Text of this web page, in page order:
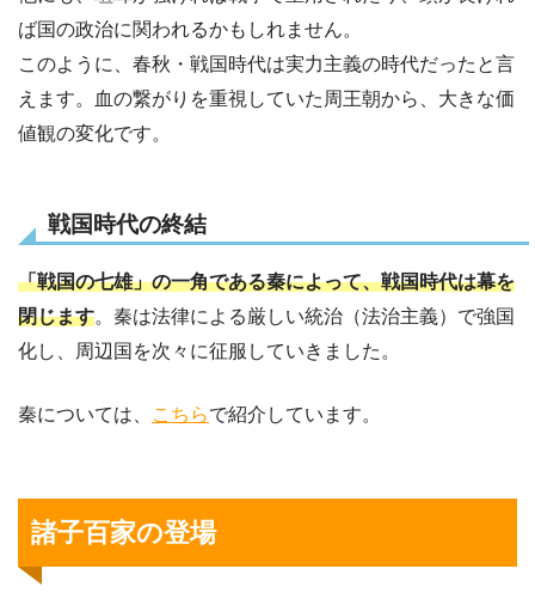
ば国の政治に関われるかもしれません。
このように、春秋・戦国時代は実力主義の時代だったと言
えます。血の繋がりを重視していた周王朝から、大きな価
値観の変化です。
戦国時代の終結
「戦国の七雄」の一角である秦によって、戦国時代は幕を
閉じます。秦は法律による厳しい統治（法治主義）で強国
化し、周辺国を次々に征服していきました。
秦については、 こちらで紹介しています。
諸子百家の登場